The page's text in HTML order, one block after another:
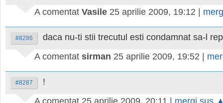
A comentat Vasile 25 aprilie 2009, 19:12 |
#8286
daca nu-ti stii trecutul esti condamnat sa-l
A comentat sirman 25 aprilie 2009, 19:52
#8287
!